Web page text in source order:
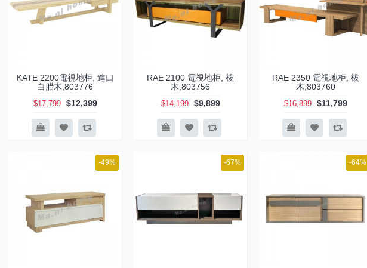
KATE 2200電視地柜, 進口
白腊木,803776
$17,799 $12,399
RAE 2100 電視地柜, 柭
木,803756
$14,199 $9,899
RAE 2350 電視地柜, 柭
木,803760
$16,899 $11,799
-49% -67% -64%